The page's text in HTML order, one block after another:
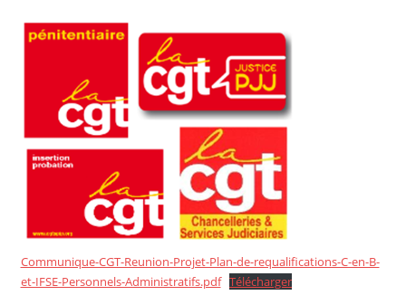
Communique-CGT-Reunion-Projet-Plan-de-requalifications-C-en-B-
et-IFSE-Personnels-Administratifs.pdf Télécharger